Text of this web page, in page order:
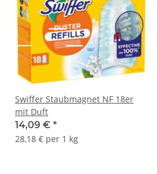
Swiffer Staubmagnet NF 18er
mit Duft
14,09 € *
28,18 € per 1 kg